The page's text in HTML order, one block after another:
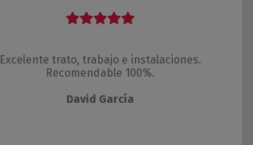
Excelente trato, trabajo e instalaciones.
Recomendable 100%.
David García